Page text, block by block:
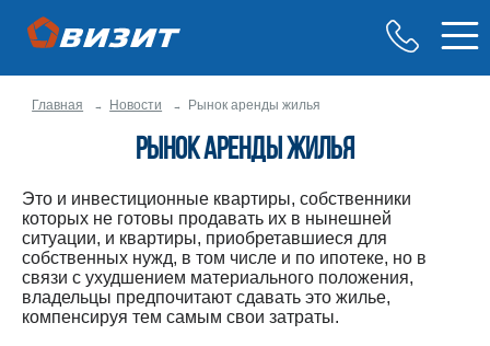
Главная Новости Рынок аренды жилья
Рынок аренды жилья
Это и инвестиционные квартиры, собственники
которых не готовы продавать их в нынешней
ситуации, и квартиры, приобретавшиеся для
собственных нужд, в том числе и по ипотеке, но в
связи с ухудшением материального положения,
владельцы предпочитают сдавать это жилье,
компенсируя тем самым свои затраты.